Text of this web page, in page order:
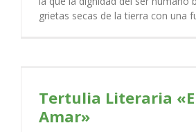
grietas secas de la tierra con una
Tertulia Literaria
Amar»